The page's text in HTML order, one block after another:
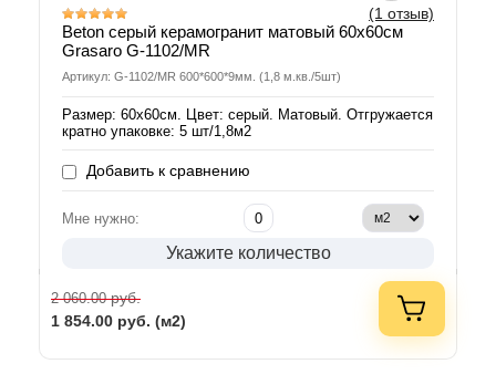
(1 отзыв)
Beton серый керамогранит матовый 60х60см
Grasaro G-1102/MR
Артикул: G-1102/MR 600*600*9мм. (1,8 м.кв./5шт)
Размер: 60х60см. Цвет: серый. Матовый. Отгружается
кратно упаковке: 5 шт/1,8м2
Добавить к сравнению
Мне нужно:
Укажите количество
2 060.00руб.
1 854.00 руб. (м2)